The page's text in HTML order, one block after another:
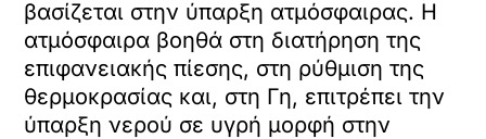
βασίζεται στην ύπαρξη ατμόσφαιρας. Η
ατμόσφαιρα βοηθά στη διατήρηση της
επιφανειακής πίεσης, στη ρύθμιση της
θερμοκρασίας και, στη Γη, επιτρέπει την
ύπαρξη νερού σε υγρή μορφή στην